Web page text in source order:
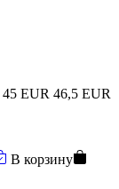
45 EUR 46,5 EUR
В корзину